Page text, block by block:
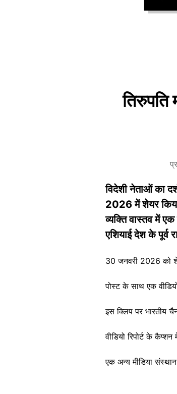
तिरुपति
विदेशी नेताओं का
2026 में शेयर किया
व्यक्ति वास्तव में एक
एशियाई देश के पूर्व
30 जनवरी 2026 को
पोस्ट के साथ एक
इस क्लिप पर भारतीय
वीडियो रिपोर्ट के
एक अन्य मीडिया